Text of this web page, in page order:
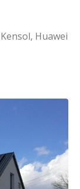
Kensol, Huawei